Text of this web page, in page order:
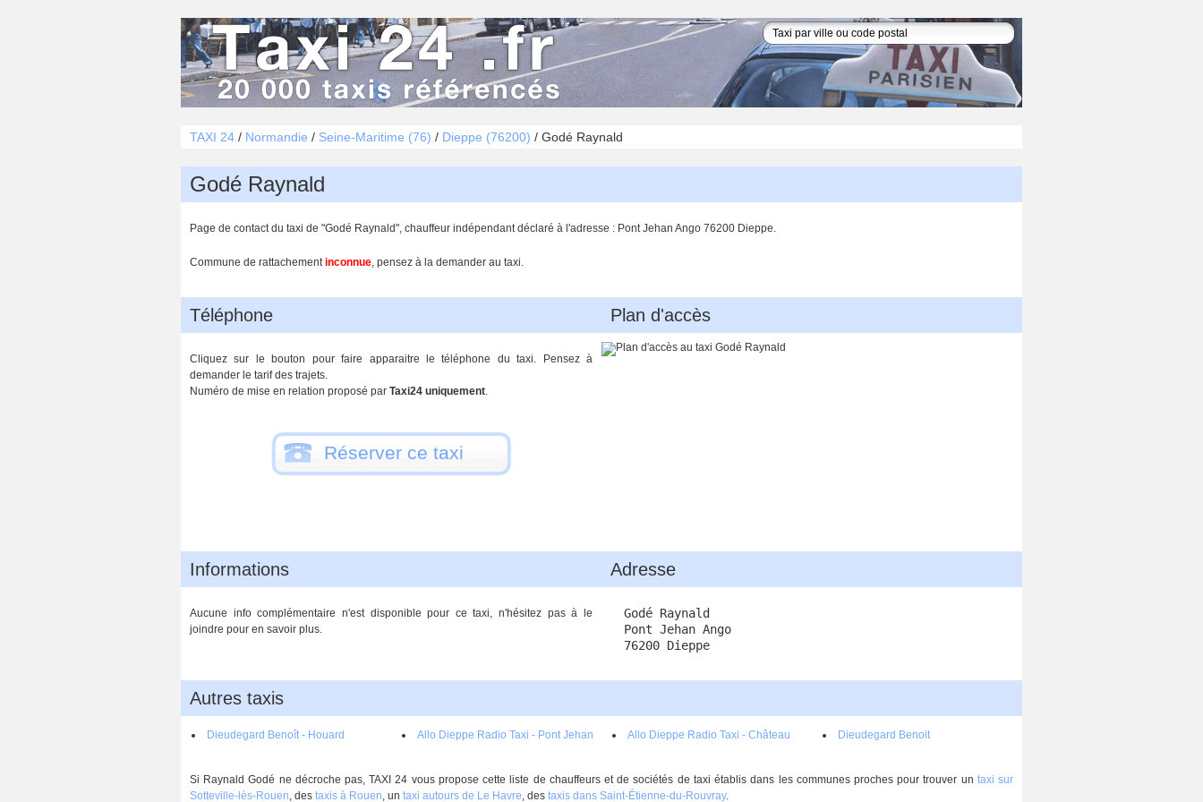
TAXI 24 / Normandie / Seine-Maritime (76) / Dieppe (76200) / Godé Raynald
Godé Raynald
Page de contact du taxi de "Godé Raynald", chauffeur indépendant déclaré à l'adresse : Pont Jehan Ango 76200 Dieppe.
Commune de rattachementinconnue, pensez à la demander au taxi.
Téléphone
Cliquez sur le bouton pour faire apparaitre le téléphone du taxi. Pensez à
demander le tarif des trajets.
Numéro de mise en relation proposé par Taxi24 uniquement.
Réserver ce taxi
Plan d'accès
Informations
Aucune info complémentaire n'est disponible pour ce taxi, n'hésitez pas à le
joindre pour en savoir plus.
Adresse
Godé Raynald
Pont Jehan Ango
76200 Dieppe
Autres taxis
Dieudegard Benoît - Houard
Allo Dieppe Radio Taxi - Pont Jehan
Allo Dieppe Radio Taxi - Château
Dieudegard Benoit
Si Raynald Godé ne décroche pas, TAXI 24 vous propose cette liste de chauffeurs et de sociétés de taxi établis dans les communes proches pour trouver un taxi sur
Sotteville-lès-Rouen, des taxis à Rouen, un taxi autours de Le Havre, des taxis dans Saint-Étienne-du-Rouvray.